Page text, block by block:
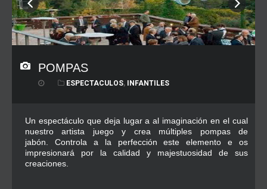
POMPAS
ESPECTACULOS, INFANTILES
Un espectáculo que deja lugar a al imaginación en el cual
nuestro artista juego y crea múltiples pompas de
jabón. Controla a la perfección este elemento e os
impresionará por la calidad y majestuosidad de sus
creaciones.